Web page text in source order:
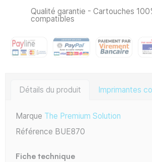
Qualité garantie - Cartouches
compatibles
Détails du produit Imprimantes
Marque The Premium Solution
Référence BUE870
Fiche technique